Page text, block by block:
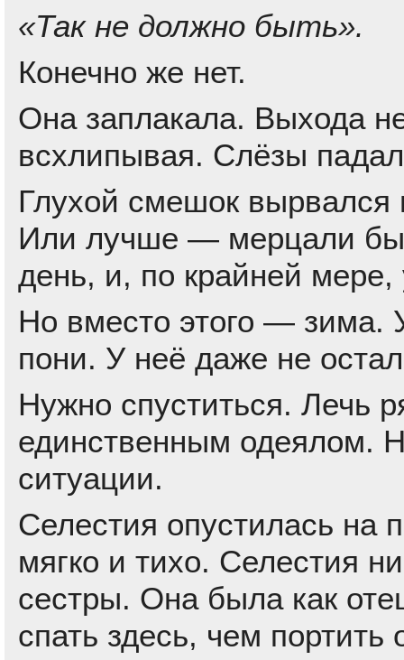
«Так не должно быть».
Конечно же нет.
Она заплакала. Выхода
всхлипывая. Слёзы
Глухой смешок
Или лучше — мерцали бы
день, и, по крайней
Но вместо этого — зима.
пони. У неё даже не
Нужно спуститься. Лечь
единственным одеялом.
ситуации.
Селестия опустилась на
мягко и тихо. Селестия
сестры. Она была как
спать здесь, чем портить